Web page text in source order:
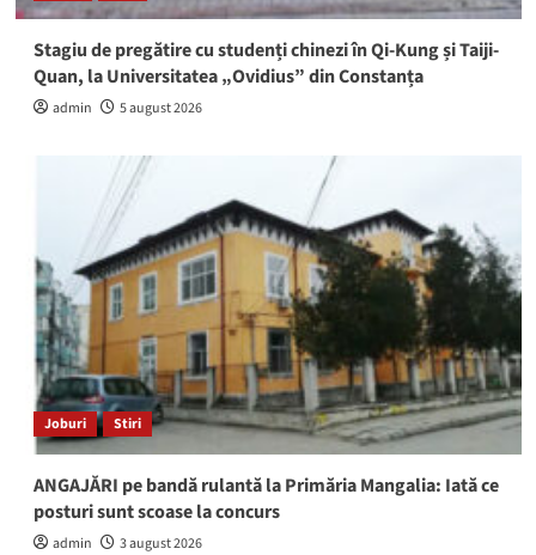
Stagiu de pregătire cu studenți chinezi în Qi-Kung și Taiji-
Quan, la Universitatea „Ovidius” din Constanța
admin 5 august 2026
Joburi Stiri
ANGAJĂRI pe bandă rulantă la Primăria Mangalia: Iată ce
posturi sunt scoase la concurs
admin 3 august 2026